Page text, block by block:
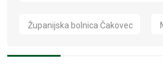
Županijska bolnica Čakovec